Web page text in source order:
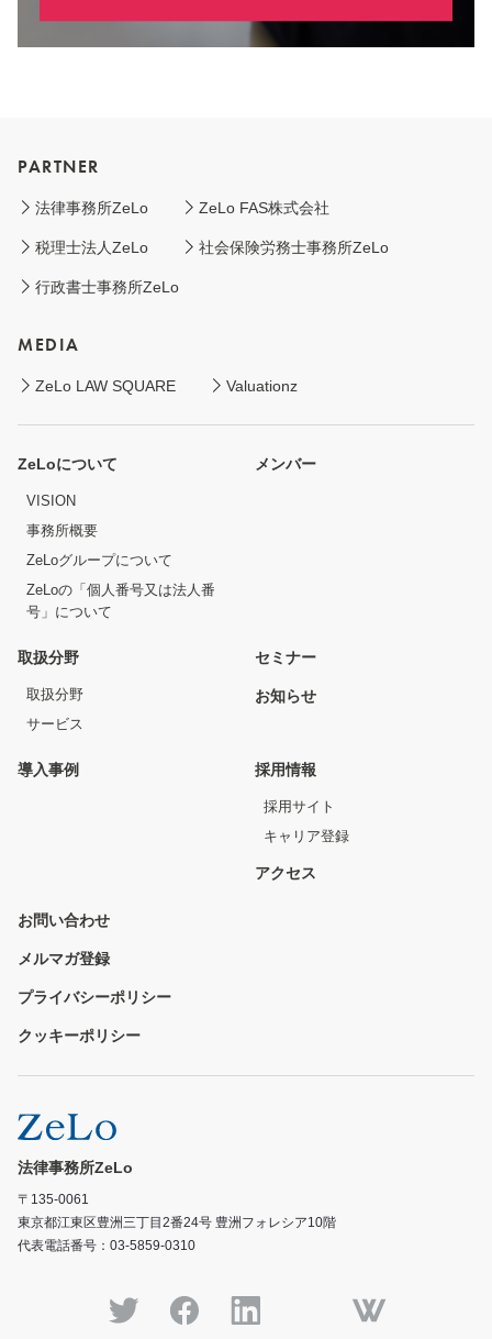
PARTNER
法律事務所ZeLo ZeLo FAS株式会社
税理士法人ZeLo 社会保険労務士事務所ZeLo
行政書士事務所ZeLo
MEDIA
ZeLo LAW SQUARE Valuationz
ZeLoについて
VISION
事務所概要
ZeLoグループについて
ZeLoの「個人番号又は法人番
号」について
メンバー
取扱分野
取扱分野
サービス
セミナー
お知らせ
導入事例 採用情報
採用サイト
キャリア登録
アクセス
お問い合わせ
メルマガ登録
プライバシーポリシー
クッキーポリシー
法律事務所ZeLo
〒135-0061
東京都江東区豊洲三丁目2番24号 豊洲フォレシア10階
代表電話番号：03-5859-0310